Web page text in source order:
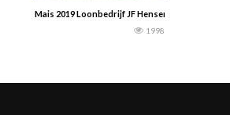
Mais 2019 Loonbedrijf JF Hensen Gehakselt
1998